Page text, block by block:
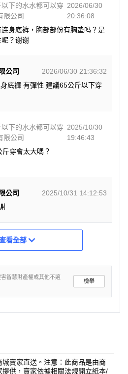
下的水水都可以穿
限公司
2026/06/30
20:36:08
身底裤，胸部部份有胸垫吗？是
？谢谢
公司
2026/06/30 21:36:32
底褲 有彈性 建議65公斤以下穿
下的水水都可以穿
限公司
2025/10/30
19:46:43
穿會太大嗎？
公司
2025/10/31 14:12:53
看全部
智慧財產權或其他不適
檢舉
城賣家直送。注意：此商品是由商
提供，賣家依據相關法規開立紙本/